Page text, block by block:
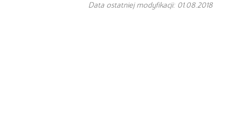
Data ostatniej modyfikacji: 01.08.2018